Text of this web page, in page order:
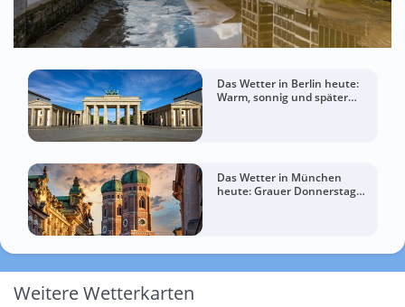
Das Wetter in Berlin heute:
Warm, sonnig und später
Das Wetter in München
heute: Grauer Donnerstag
Weitere Wetterkarten